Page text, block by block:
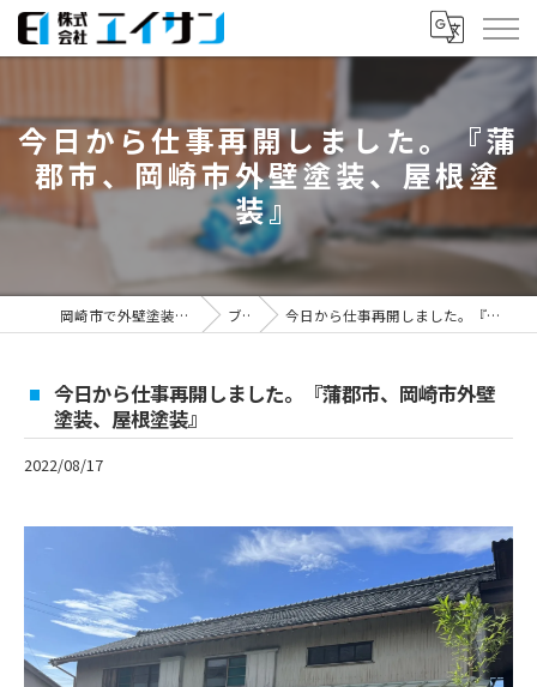
今日から仕事再開しました。『蒲
郡市、岡崎市外壁塗装、屋根塗
装』
岡崎市で外壁塗装なら株式会社エイサン ブログ 今日から仕事再開しました。『蒲郡市、岡崎市外壁塗装、屋根塗装』
今日から仕事再開しました。『蒲郡市、岡崎市外壁
塗装、屋根塗装』
2022/08/17